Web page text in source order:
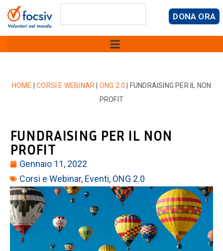
DONA ORA
HOME |CORSI E WEBINAR ONG 2.0
FUNDRAISING PER IL NON
PROFIT
FUNDRAISING PER IL NON
PROFIT
Gennaio 11, 2022
Corsi e Webinar, Eventi, ONG 2.0